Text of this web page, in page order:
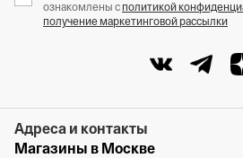
ознакомлены с политикой
получение маркетинговой рассылки
Адреса и контакты
Магазины в Москве